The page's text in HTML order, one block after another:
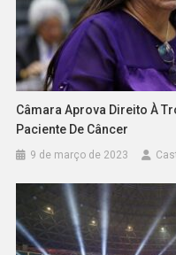
Câmara Aprova Direito À
Paciente De Câncer
9 de março de 2023